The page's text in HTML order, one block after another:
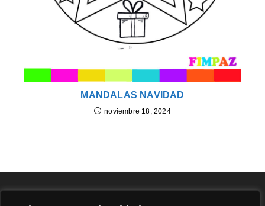
MANDALAS NAVIDAD
noviembre 18, 2024